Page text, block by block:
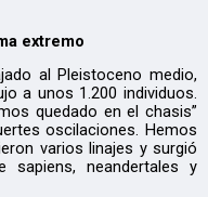
extremo
al Pleistoceno medio,
a unos 1.200 individuos.
quedado en el chasis”
oscilaciones. Hemos
varios linajes y surgió
sapiens, neandertales y